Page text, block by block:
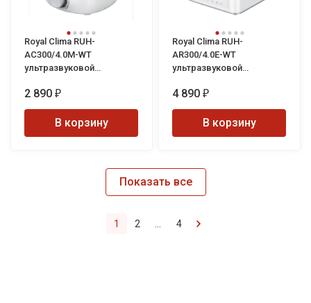
Royal Clima RUH-
AC300/4.0M-WT
ультразвуковой
ACERRA
2 890 ₽
В корзину
Royal Clima RUH-
AR300/4.0E-WT
ультразвуковой
AIROLE
4 890 ₽
В корзину
Показать все
1 2 ... 4